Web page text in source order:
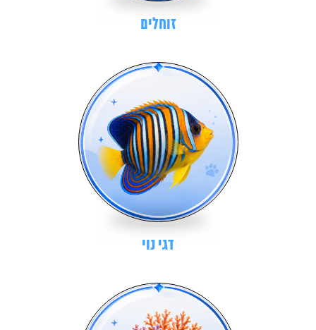
זוחלים
דגי נוי